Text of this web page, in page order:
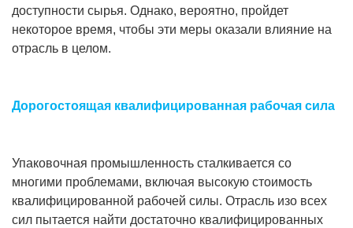
доступности сырья. Однако, вероятно, пройдет
некоторое время, чтобы эти меры оказали влияние на
отрасль в целом.
Дорогостоящая квалифицированная рабочая сила
Упаковочная промышленность сталкивается со
многими проблемами, включая высокую стоимость
квалифицированной рабочей силы. Отрасль изо всех
сил пытается найти достаточно квалифицированных